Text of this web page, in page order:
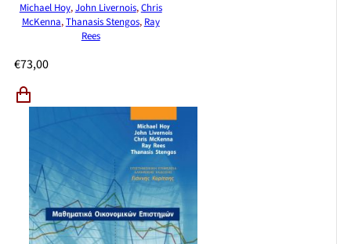
Michael Hoy,John Livernois,Chris
McKenna,Thanasis Stengos, Ray
Rees
€73,00